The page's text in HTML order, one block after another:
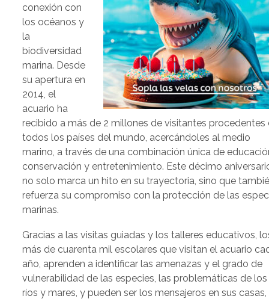
conexión con
los océanos y
la
biodiversidad
marina. Desde
su apertura en
2014, el
acuario ha
recibido a más de 2 millones de visitantes procedentes
todos los países del mundo, acercándoles al medio
marino, a través de una combinación única de
conservación y entretenimiento. Este décimo
no solo marca un hito en su trayectoria, sino que
refuerza su compromiso con la protección de las
marinas.
Gracias a las visitas guiadas y los talleres educativos,
más de cuarenta mil escolares que visitan el acuario
año, aprenden a identificar las amenazas y el grado de
vulnerabilidad de las especies, las problemáticas de los
ríos y mares, y pueden ser los mensajeros en sus casas,